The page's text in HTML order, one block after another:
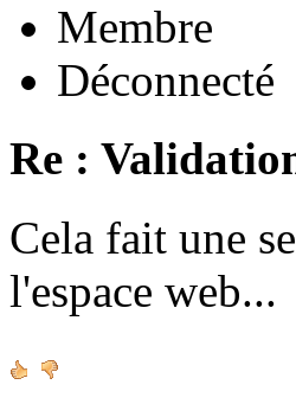
Membre
Déconnecté
Re :
Cela fait une
l'espace web...